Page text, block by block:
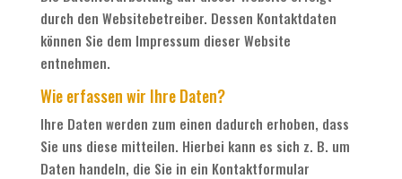
durch den Websitebetreiber. Dessen Kontaktdaten
können Sie dem Impressum dieser Website
entnehmen.
Wie erfassen wir Ihre Daten?
Ihre Daten werden zum einen dadurch erhoben, dass
Sie uns diese mitteilen. Hierbei kann es sich z. B. um
Daten handeln, die Sie in ein Kontaktformular